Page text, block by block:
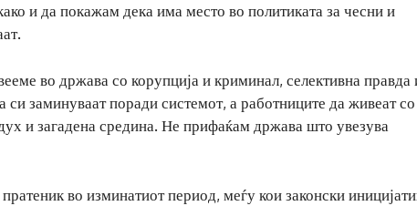
и да покажам дека има место во политиката за чесни и
во држава со корупција и криминал, селективна правда
заминуваат поради системот, а работниците да живеат со
и загадена средина. Не прифаќам држава што увезува
во изминатиот период, меѓу кои законски